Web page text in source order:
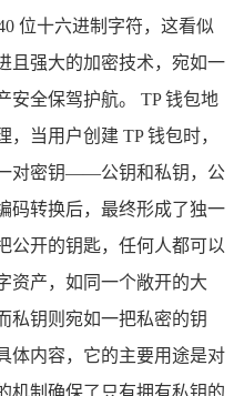
位十六进制字符，这看似
且强大的加密技术，宛如一
安全保驾护航。 TP 钱包地
当用户创建 TP 钱包时，
对密钥——公钥和私钥，公
码转换后，最终形成了独一
公开的钥匙，任何人都可以
资产，如同一个敞开的大
私钥则宛如一把私密的钥
体内容，它的主要用途是对
机制确保了只有拥有私钥的